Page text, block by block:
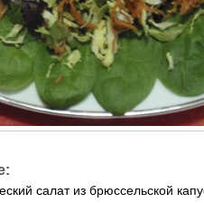
салат из брюссельской